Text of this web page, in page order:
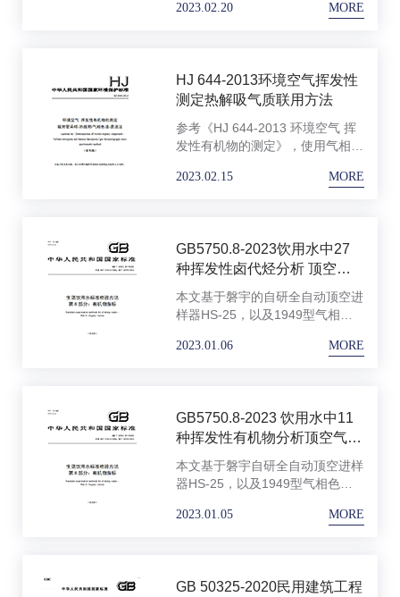
有机物混标，根据保留时间、质谱
2023.02.20 MORE
HJ 644-2013环境空气挥发性
测定热解吸气质联用方法
参考《HJ 644-2013 环境空气 挥
发性有机物的测定》，使用气相色
机物混标，根据保留时间、质谱图
2023.02.15 MORE
GB5750.8-2023饮用水中27
种挥发性卤代烃分析 顶空气
相色谱法
本文基于磐宇的自研全自动顶空进
样器HS-25，以及1949型气相色
用ECD检测器，线性、检出限、
2023.01.06 MORE
GB5750.8-2023 饮用水中11
种挥发性有机物分析顶空气相
色谱法
本文基于磐宇自研全自动顶空进样
器HS-25，以及1949型气相色谱
FID检测器，线性、检出限、加标
2023.01.05 MORE
GB 50325-2020民用建筑工程